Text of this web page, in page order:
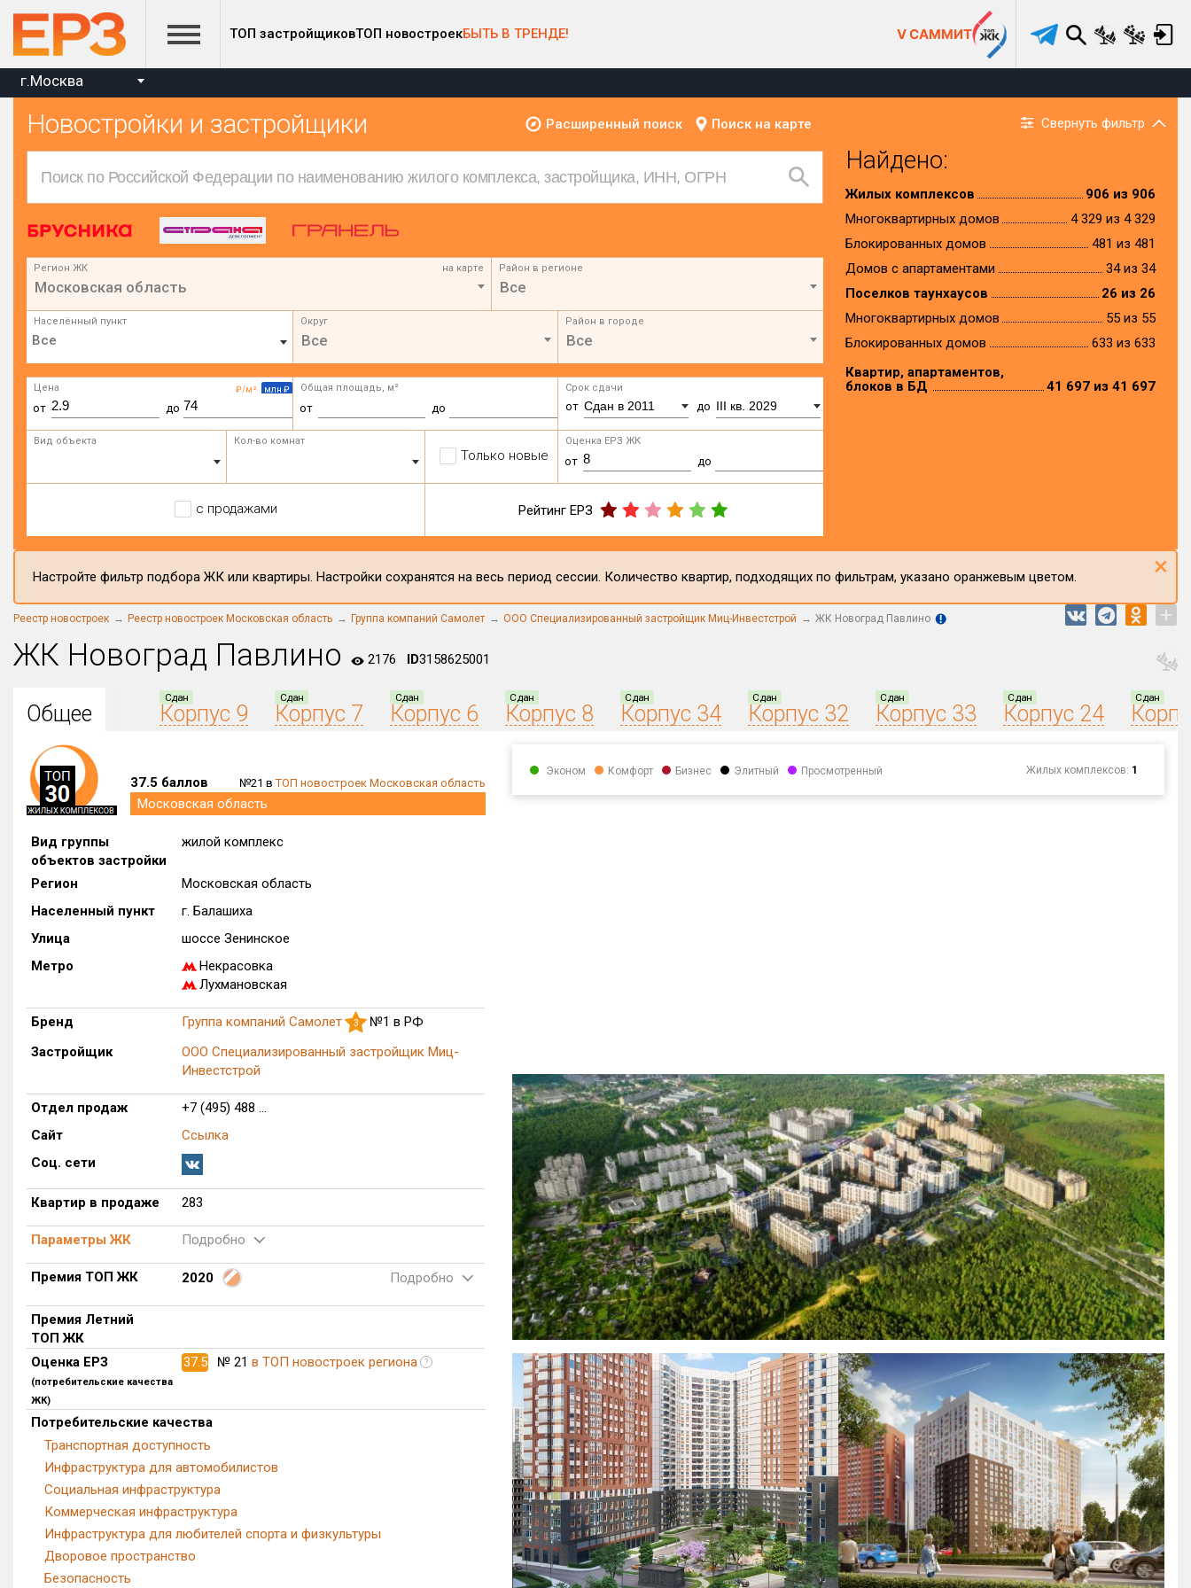
ТОП застройщиковТОП новостроекБЫТЬ В ТРЕНДЕ! V САММИТ
г.Москва
Новостройки и застройщики Расширенный поиск Поиск на карте Свернуть фильтр
Регион ЖК на карте
Московская область
Район в регионе
Все
Населённый пункт Округ
Все
Район в городе
Все
₽/м² млн ₽
Цена
от до
Общая площадь, м²
от до
Срок сдачи
от Сдан в 2011 до III кв. 2029
Вид объекта Кол-во комнат
Только новые
Оценка ЕРЗ ЖК
от до
с продажами Рейтинг ЕРЗ
Найдено:
Жилых комплексов
906 из 906
Многоквартирных домов
4 329 из 4 329
Блокированных домов
481 из 481
Домов с апартаментами
34 из 34
Поселков таунхаусов
26 из 26
Многоквартирных домов
55 из 55
Блокированных домов
633 из 633
Квартир, апартаментов,
блоков в БД
41 697 из 41 697
Настройте фильтр подбора ЖК или квартиры. Настройки сохранятся на весь период сессии. Количество квартир, подходящих по фильтрам, указано оранжевым цветом. ×
Реестр новостроек Реестр новостроек Московская область Группа компаний Самолет ООО Специализированный застройщик Миц-Инвестстрой ЖК Новоград Павлино +
ЖК Новоград Павлино 2176 ID3158625001
Общее
Сдан
Корпус 9
Сдан
Корпус 7
Сдан
Корпус 6
Сдан
Корпус 8
Сдан
Корпус 34
Сдан
Корпус 32
Сдан
Корпус 33
Сдан
Корпус 24
Сдан
37.5 баллов №21 вТОП новостроек Московская область
Московская область
Вид группы
объектов застройки
жилой комплекс
Регион
Московская область
Населенный пункт
г. Балашиха
Улица
шоссе Зенинское
Метро
Некрасовка
Лухмановская
Бренд Группа компаний Самолет 3
№1 в РФ
Застройщик
ООО Специализированный застройщик Миц-
Инвестстрой
Отдел продаж
+7 (495) 488 ...
Сайт
Ссылка
Соц. сети
Квартир в продаже 283
Параметры ЖК Подробно
Премия ТОП ЖК 2020 Подробно
Премия Летний
ТОП ЖК
Оценка ЕРЗ
(потребительские качества
ЖК)
37.5 № 21 в ТОП новостроек региона ?
Потребительские качества
Транспортная доступность
Инфраструктура для автомобилистов
Социальная инфраструктура
Коммерческая инфраструктура
Инфраструктура для любителей спорта и физкультуры
Дворовое пространство
Безопасность
Эконом Комфорт Бизнес Элитный Просмотренный Жилых комплексов: 1